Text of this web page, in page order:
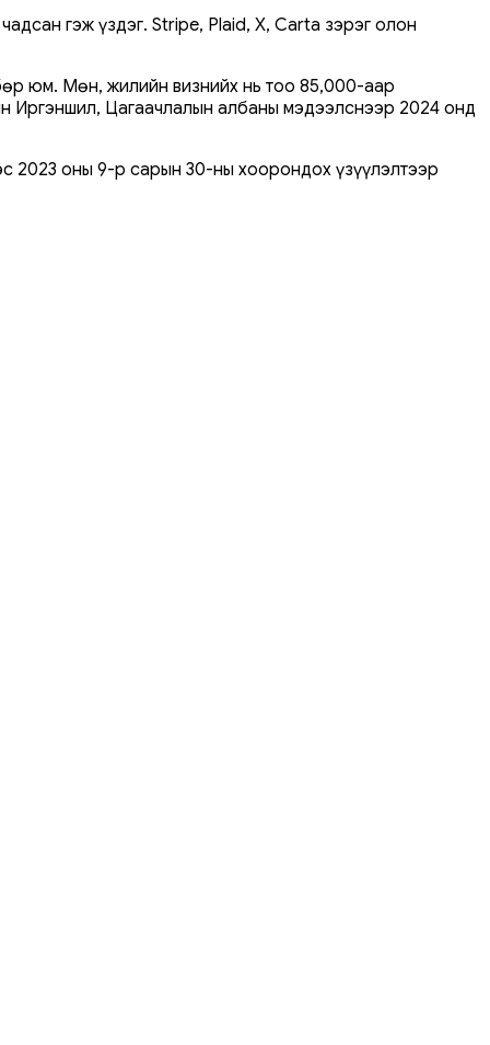
гэж үздэг. Stripe, Plaid, X, Carta зэрэг олон
юм. Мөн, жилийн визнийх нь тоо 85,000-аар
Иргэншил, Цагаачлалын албаны мэдээлснээр 2024 онд
2023 оны 9-р сарын 30-ны хоорондох үзүүлэлтээр